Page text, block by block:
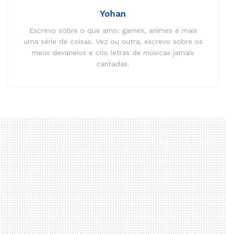
Yohan
Escrevo sobre o que amo: games, animes e mais
uma série de coisas. Vez ou outra, escrevo sobre os
meus devaneios e crio letras de músicas jamais
cantadas.